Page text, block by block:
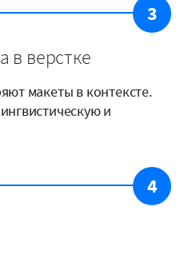
3
в верстке
макеты в контексте.
и
4